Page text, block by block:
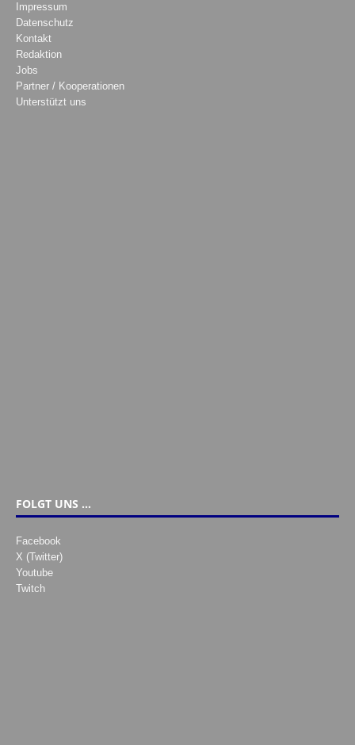
Impressum
Datenschutz
Kontakt
Redaktion
Jobs
Partner / Kooperationen
Unterstützt uns
FOLGT UNS …
Facebook
X (Twitter)
Youtube
Twitch